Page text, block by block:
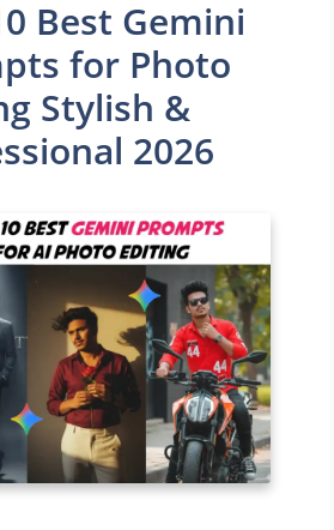
Best Gemini
for Photo
Stylish &
2026